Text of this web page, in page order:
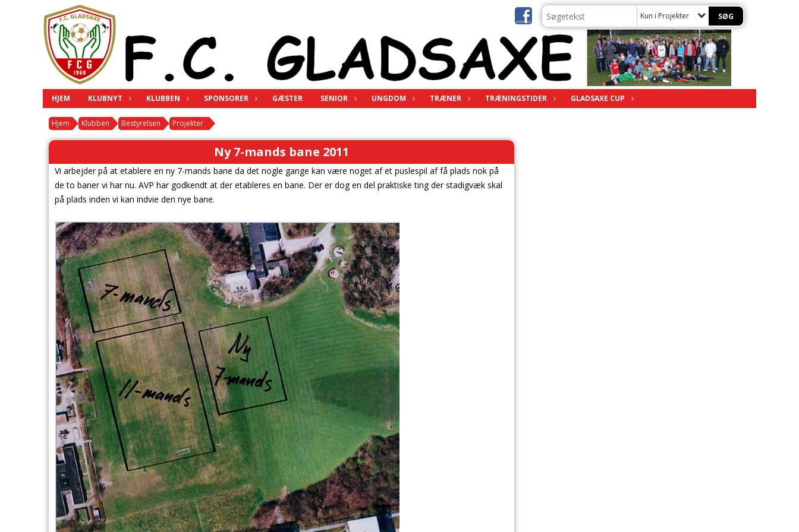
Kun i Projekter
HJEM KLUBNYT KLUBBEN SPONSORER GÆSTER SENIOR UNGDOM TRÆNER TRÆNINGSTIDER GLADSAXE CUP
Hjem Klubben Bestyrelsen Projekter
Ny 7-mands bane 2011
Vi arbejder på at etablere en ny 7-mands bane da det nogle gange kan være noget af et puslespil af få plads nok på
de to baner vi har nu. AVP har godkendt at der etableres en bane. Der er dog en del praktiske ting der stadigvæk skal
på plads inden vi kan indvie den nye bane.